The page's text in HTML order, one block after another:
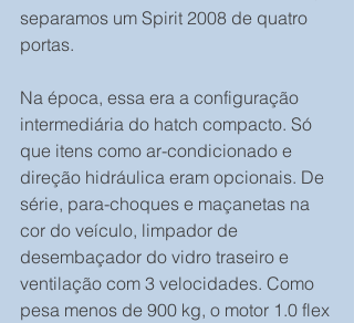
separamos um Spirit 2008 de quatro
portas.
Na época, essa era a configuração
intermediária do hatch compacto. Só
que itens como ar-condicionado e
direção hidráulica eram opcionais. De
série, para-choques e maçanetas na
cor do veículo, limpador de
desembaçador do vidro traseiro e
ventilação com 3 velocidades. Como
pesa menos de 900 kg, o motor 1.0 flex